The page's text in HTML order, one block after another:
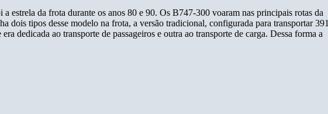
estrela da frota durante os anos 80 e 90. Os B747-300 voaram nas principais rotas da
dois tipos desse modelo na frota, a versão tradicional, configurada para transportar 391
dedicada ao transporte de passageiros e outra ao transporte de carga. Dessa forma a